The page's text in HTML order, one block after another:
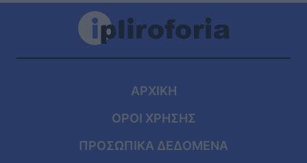
ΑΡΧΙΚΗ
ΟΡΟΙ ΧΡΗΣΗΣ
ΠΡΟΣΩΠΙΚΑ ΔΕΔΟΜΕΝΑ